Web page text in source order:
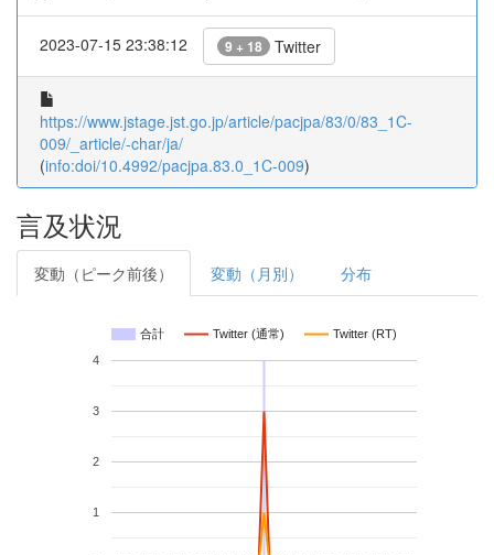
2023-07-15 23:38:12 9 + 18 Twitter
https://www.jstage.jst.go.jp/article/pacjpa/83/0/83_1C-
009/_article/-char/ja/
(info:doi/10.4992/pacjpa.83.0_1C-009)
言及状況
変動（ピーク前後） 変動（月別） 分布
合計 Twitter (通常) Twitter (RT)
1
2
3
4